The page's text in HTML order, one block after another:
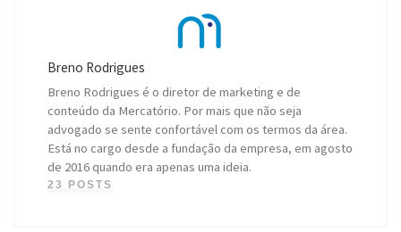
Breno Rodrigues
Breno Rodrigues é o diretor de marketing e de
conteúdo da Mercatório. Por mais que não seja
advogado se sente confortável com os termos da área.
Está no cargo desde a fundação da empresa, em agosto
de 2016 quando era apenas uma ideia.
23 POSTS